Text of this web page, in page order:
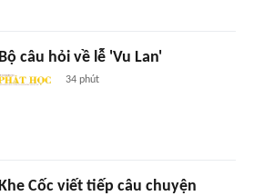
Bộ câu hỏi về lễ 'Vu Lan'
34 phút
Khe Cốc viết tiếp câu chuyện